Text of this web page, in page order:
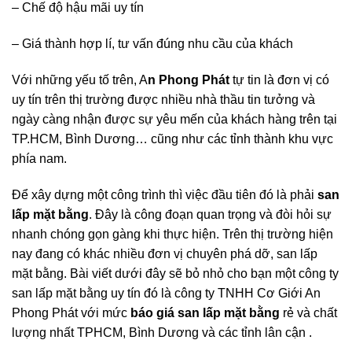
– Chế độ hậu mãi uy tín
– Giá thành hợp lí, tư vấn đúng nhu cầu của khách
Với những yếu tố trên, An Phong Phát tự tin là đơn vị có
uy tín trên thị trường được nhiều nhà thầu tin tưởng và
ngày càng nhận được sự yêu mến của khách hàng trên tại
TP.HCM, Bình Dương… cũng như các tỉnh thành khu vực
phía nam.
Để xây dựng một công trình thì việc đầu tiên đó là phải san
lấp mặt bằng. Đây là công đoạn quan trọng và đòi hỏi sự
nhanh chóng gọn gàng khi thực hiện. Trên thị trường hiện
nay đang có khác nhiều đơn vị chuyên phá dỡ, san lấp
mặt bằng. Bài viết dưới đây sẽ bỏ nhỏ cho bạn một công ty
san lấp mặt bằng uy tín đó là công ty TNHH Cơ Giới An
Phong Phát với mức báo giá san lấp mặt bằng rẻ và chất
lượng nhất TPHCM, Bình Dương và các tỉnh lân cận .